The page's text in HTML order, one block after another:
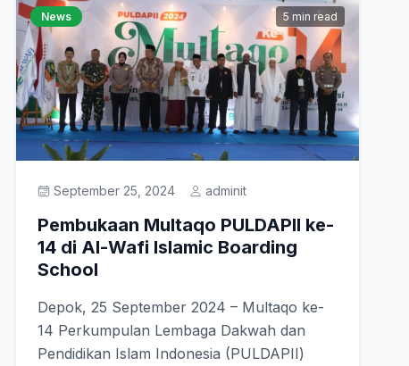
News 5 min read
September 25, 2024 adminit
Pembukaan Multaqo PULDAPII ke-
14 di Al-Wafi Islamic Boarding
School
Depok, 25 September 2024 – Multaqo ke-
14 Perkumpulan Lembaga Dakwah dan
Pendidikan Islam Indonesia (PULDAPII)